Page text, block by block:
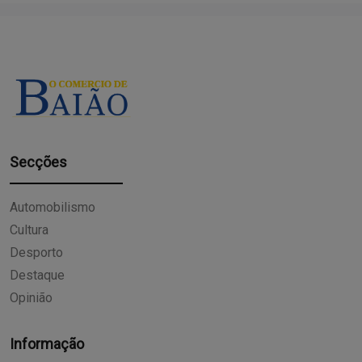
Secções
Automobilismo
Cultura
Desporto
Destaque
Opinião
Informação